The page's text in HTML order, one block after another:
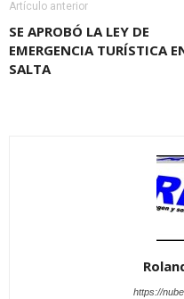
Artículo anterior
SE APROBÓ LA LEY DE
EMERGENCIA TURÍSTICA
SALTA
https://